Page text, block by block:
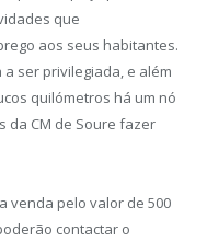
que
aos seus habitantes.
ser privilegiada, e além
quilómetros há um nó
da CM de Soure fazer
venda pelo valor de 500
contactar o